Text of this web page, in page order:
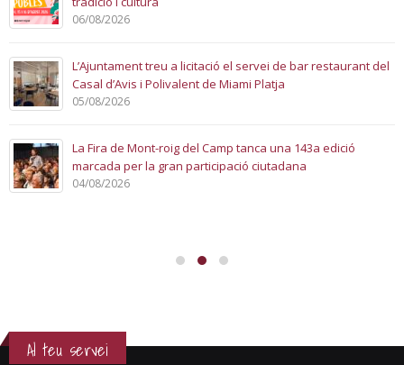
06/08/2026
L’Ajuntament treu a licitació el servei de bar restaurant del
Casal d’Avis i Polivalent de Miami Platja
05/08/2026
La Fira de Mont-roig del Camp tanca una 143a edició
marcada per la gran participació ciutadana
04/08/2026
Al teu servei